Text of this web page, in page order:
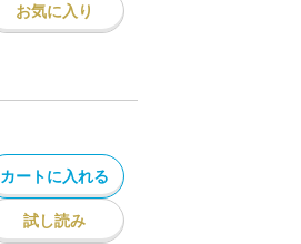
お気に入り
カートに入れる
試し読み